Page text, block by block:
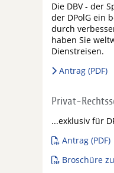
Die DBV - der
der DPolG ein
durch
haben Sie
Dienstreisen.
Antrag (PDF)
Privat-
...exklusiv für
Antrag (PDF)
Broschüre